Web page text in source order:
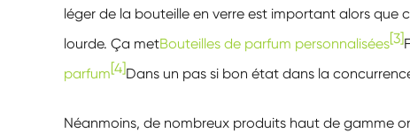
léger de la bouteille en verre est important alors que
lourde. Ça metBouteilles de parfum personnalisées[3]
parfum[4]Dans un pas si bon état dans la
Néanmoins, de nombreux produits haut de gamme